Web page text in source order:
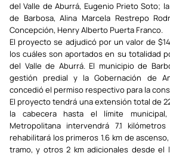
del Valle de Aburrá, Eugenio Prieto Soto;
de Barbosa, Alina Marcela Restrepo
Concepción, Henry Alberto Puerta Franco.
El proyecto se adjudicó por un valor de
los cuáles son aportados en su totalidad
del Valle de Aburrá. El municipio de
gestión predial y la Gobernación de
concedió el permiso respectivo para la
El proyecto tendrá una extensión total de
la cabecera hasta el límite
Metropolitana intervendrá 7.1
rehabilitará los primeros 1.6 km de
tramo, y otros 2 km adicionales desde el